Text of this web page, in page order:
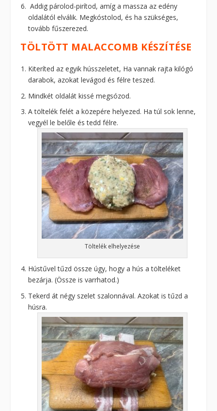
Addig párolod-pirítod, amíg a massza az edény
oldalától elválik. Megkóstolod, és ha szükséges,
tovább fűszerezed.
TÖLTÖTT MALACCOMB KÉSZÍTÉSE
Kiteríted az egyik hússzeletet, Ha vannak rajta kilógó
darabok, azokat levágod és félre teszed.
Mindkét oldalát kissé megsózod.
A töltelék felét a közepére helyezed. Ha túl sok lenne,
vegyél le belőle és tedd félre.
Töltelék elhelyezése
Hústűvel tűzd össze úgy, hogy a hús a tölteléket
bezárja. (Össze is varrhatod.)
Tekerd át négy szelet szalonnával. Azokat is tűzd a
húsra.